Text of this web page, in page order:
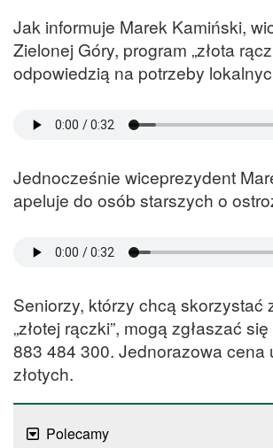
Jak informuje Marek Kamiński,
Zielonej Góry, program „złota
odpowiedzią na potrzeby
Jednocześnie wiceprezydent
apeluje do osób starszych o
Seniorzy, którzy chcą skorzystać
„złotej rączki”, mogą zgłaszać
883 484 300. Jednorazowa cena
złotych.
Polecamy